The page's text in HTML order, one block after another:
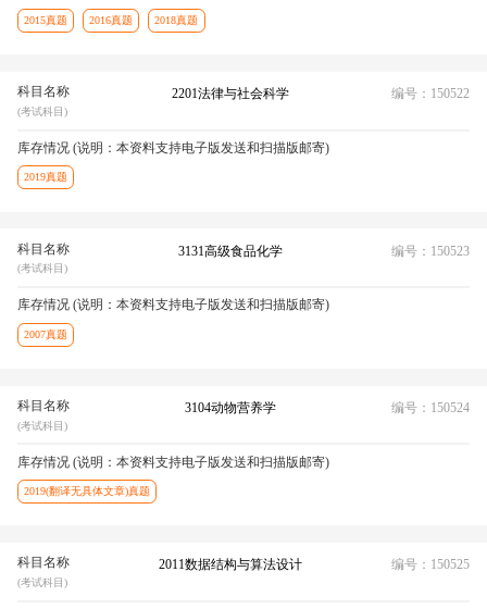
2015真题 2016真题 2018真题
科目名称
(考试科目)
2201法律与社会科学 编号：150522
库存情况 (说明：本资料支持电子版发送和扫描版邮寄)
2019真题
科目名称
(考试科目)
3131高级食品化学 编号：150523
库存情况 (说明：本资料支持电子版发送和扫描版邮寄)
2007真题
科目名称
(考试科目)
3104动物营养学 编号：150524
库存情况 (说明：本资料支持电子版发送和扫描版邮寄)
2019(翻译无具体文章)真题
科目名称
(考试科目)
2011数据结构与算法设计 编号：150525